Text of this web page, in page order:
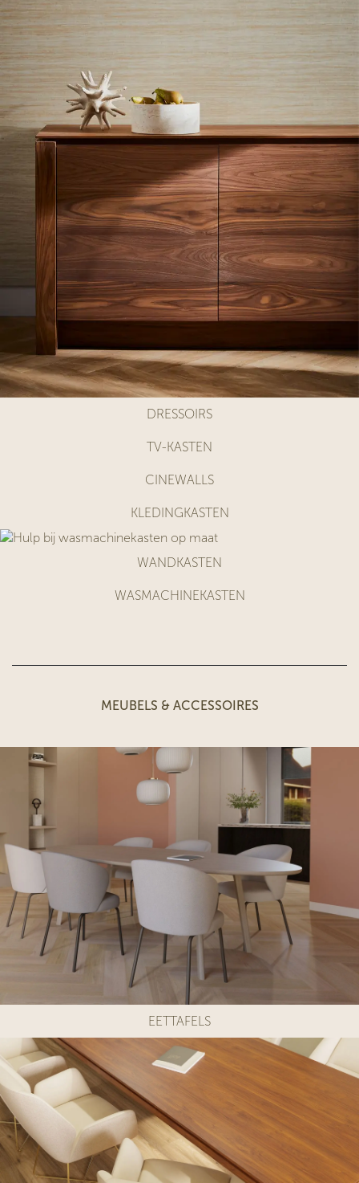
DRESSOIRS
TV-KASTEN
CINEWALLS
KLEDINGKASTEN
WANDKASTEN
WASMACHINEKASTEN
MEUBELS & ACCESSOIRES
EETTAFELS